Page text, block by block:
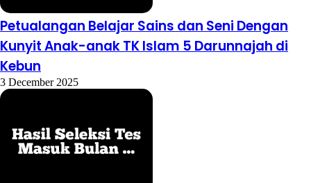
Petualangan Belajar Sains dan Seni Dengan
Kunyit Anak-anak TK Islam 5 Darunnajah di
Kebun
3 December 2025